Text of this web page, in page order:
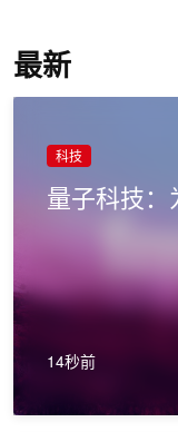
最新
科技
量子科技：
14秒前